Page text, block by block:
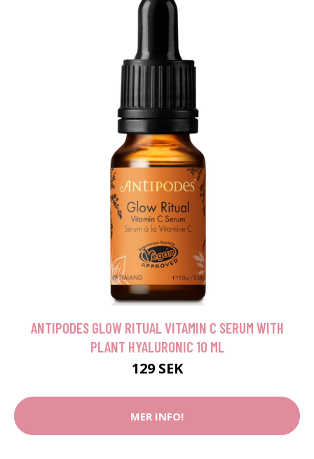
ANTIPODES GLOW RITUAL VITAMIN C SERUM WITH
PLANT HYALURONIC 10 ML
129 SEK
MER INFO!